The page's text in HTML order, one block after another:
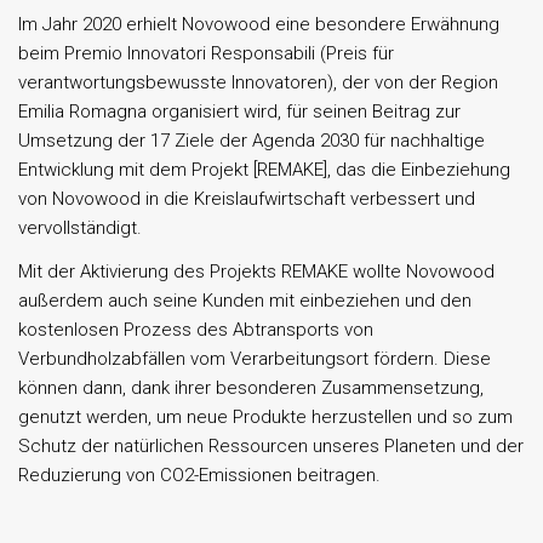
Im Jahr 2020 erhielt Novowood eine besondere Erwähnung
beim Premio Innovatori Responsabili (Preis für
verantwortungsbewusste Innovatoren), der von der Region
Emilia Romagna organisiert wird, für seinen Beitrag zur
Umsetzung der 17 Ziele der Agenda 2030 für nachhaltige
Entwicklung mit dem Projekt [REMAKE], das die Einbeziehung
von Novowood in die Kreislaufwirtschaft verbessert und
vervollständigt.
Mit der Aktivierung des Projekts REMAKE wollte Novowood
außerdem auch seine Kunden mit einbeziehen und den
kostenlosen Prozess des Abtransports von
Verbundholzabfällen vom Verarbeitungsort fördern. Diese
können dann, dank ihrer besonderen Zusammensetzung,
genutzt werden, um neue Produkte herzustellen und so zum
Schutz der natürlichen Ressourcen unseres Planeten und der
Reduzierung von CO2-Emissionen beitragen.